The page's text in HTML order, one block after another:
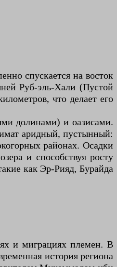
спускается на восток
Руб-эль-Хали (Пустой
что делает его
долинами) и оазисами.
аридный, пустынный:
районах. Осадки
и способствуя росту
как Эр-Рияд, Бурайда
и миграциях племен. В
история региона